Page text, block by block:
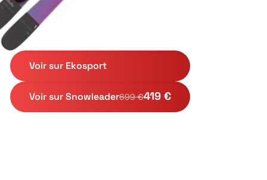
Voir sur Ekosport
Voir sur Snowleader699 €419 €